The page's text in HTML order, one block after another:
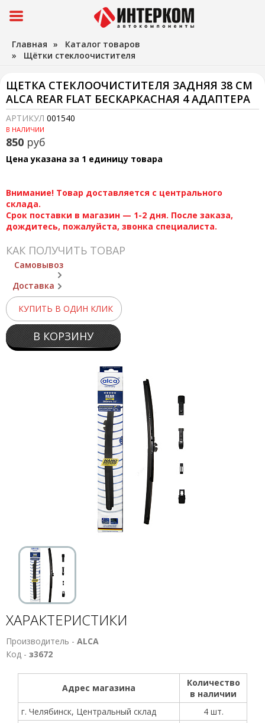
Главная » Каталог товаров
» Щётки стеклоочистителя
ЩЕТКА СТЕКЛООЧИСТИТЕЛЯ ЗАДНЯЯ 38 СМ
ALCA REAR FLAT БЕСКАРКАСНАЯ 4 АДАПТЕРА
АРТИКУЛ 001540
В НАЛИЧИИ
850 руб
Цена указана за 1 единицу товара
Внимание! Товар доставляется с центрального
склада.
Срок поставки в магазин — 1-2 дня. После заказа,
дождитесь, пожалуйста, звонка специалиста.
КАК ПОЛУЧИТЬ ТОВАР
Самовывоз
Доставка
КУПИТЬ В ОДИН КЛИК
В КОРЗИНУ
ХАРАКТЕРИСТИКИ
Производитель - ALCA
Код - з3672
Адрес магазина
Количество
в наличии
г. Челябинск, Центральный склад
4 шт.